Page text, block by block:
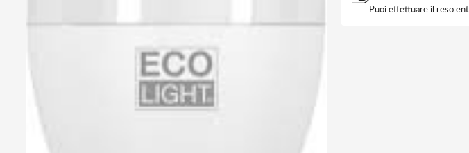
Puoi effettuare il reso